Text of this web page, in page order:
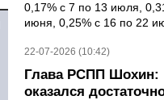
0,17% с 7 по 13 июля,
июня, 0,25% с 16 по 22
22-07-2026 (10:42)
Глава РСПП Шохин:
оказался